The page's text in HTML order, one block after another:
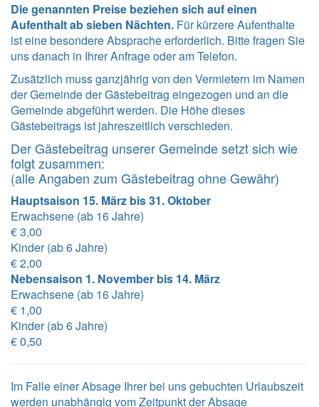
Die genannten Preise beziehen sich auf einen
Aufenthalt ab sieben Nächten. Für kürzere Aufenthalte
ist eine besondere Absprache erforderlich. Bitte fragen Sie
uns danach in Ihrer Anfrage oder am Telefon.
Zusätzlich muss ganzjährig von den Vermietern im Namen
der Gemeinde der Gästebeitrag eingezogen und an die
Gemeinde abgeführt werden. Die Höhe dieses
Gästebeitrags ist jahreszeitlich verschieden.
Der Gästebeitrag unserer Gemeinde setzt sich wie
folgt zusammen:
(alle Angaben zum Gästebeitrag ohne Gewähr)
Hauptsaison 15. März bis 31. Oktober
Erwachsene (ab 16 Jahre)
€ 3,00
Kinder (ab 6 Jahre)
€ 2,00
Nebensaison 1. November bis 14. März
Erwachsene (ab 16 Jahre)
€ 1,00
Kinder (ab 6 Jahre)
€ 0,50
Im Falle einer Absage Ihrer bei uns gebuchten Urlaubszeit
werden unabhängig vom Zeitpunkt der Absage